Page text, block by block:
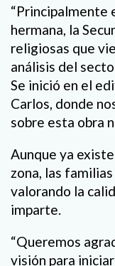
“Principalmente
hermana, la
religiosas que
análisis del
Se inició en el
Carlos, donde
sobre esta obra
Aunque ya
zona, las
valorando la
imparte.
“Queremos
visión para